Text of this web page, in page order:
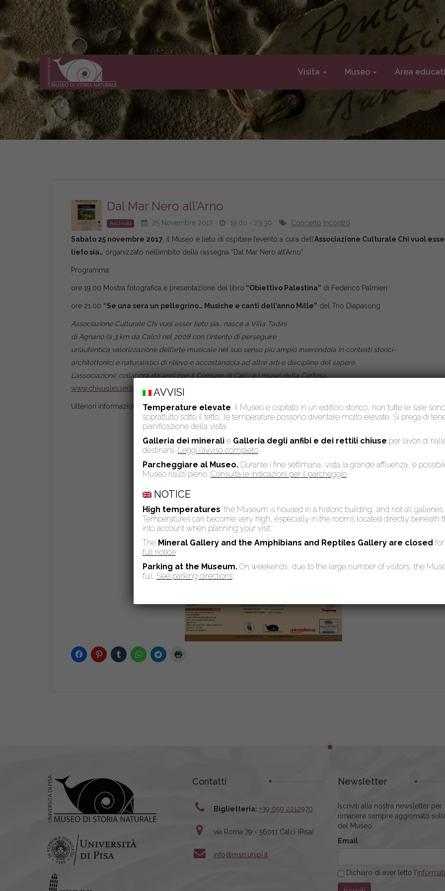
Museo
di
Storia
Naturale
dell'Università
di
Visita Museo Area
Dal Mar Nero all’Arno
Archivio 25 Novembre 2017 19:00 - 23:30 Concerto Incontro
Sabato 25 novembre 2017 , il Museo è lieto di ospitare l’evento a cura dell’Associazione Culturale Chi vuol
lieto sia… organizzato nell’ambito della rassegna “Dal Mar Nero all’Arno”.
Programma:
ore 19.00 Mostra fotografica e presentazione del libro “Obiettivo Palestina” di Federico Palmieri
ore 21.00 “Se una sera un pellegrino… Musiche e canti dell’anno Mille” del Trio Diapasong
Associazione Culturale Chi vuol esser lieto sia… nasce a Villa Tadini
di Agnano (a 3 km da Calci) nel 2008 con l’intento di perseguire
un’autentica valorizzazione dell’arte musicale nel suo senso più ampio inserendola in contesti storici-
architettonici e naturalistici di rilievo e accostandola ad altre arti e discipline del sapere.
L’associazione collabora da anni con il Comune di Calci e i musei della Certosa.
www.chivuolesserlierosia.org
Ulteriori informazioni nella locandina allegata.
Contatti
Biglietteria: +39 050 2212970
via Roma 79 - 56011 Calci (Pisa)
info@msn.unipi.it
Newsletter
Iscriviti alla nostra newsletter per
rimanere sempre aggiornato
del Museo.
Email
Dichiaro di aver letto l’
AVVISI
Temperature elevate: il Museo è ospitato in un edificio storico, non tutte le sale
soprattutto sotto il tetto, le temperature possono diventare molto elevate. Si prega di
pianificazione della visita.
Galleria dei mineralie Galleria degli anfibi e dei rettili chiuse per lavori di
destinarsi. Leggi l’avviso completo
Parcheggiare al Museo.Durante i fine settimana, vista la grande affluenza, è
Museo risulti pieno. Consulta le indicazioni per il parcheggio
NOTICE
High temperatures: the Museum is housed in a historic building, and not all galleries
Temperatures can become very high, especially in the rooms located directly beneath
into account when planning your visit.
The Mineral Gallery and the Amphibians and Reptiles Gallery are closed
full notice
Parking at the Museum.On weekends, due to the large number of visitors, the
full. See parking directions